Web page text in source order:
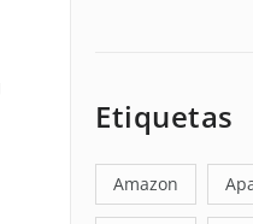
Etiquetas
Amazon